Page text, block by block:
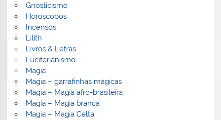
Gnosticismo
Horoscopos
Incensos
Lilith
Livros & Letras
Luciferianismo
Magia
Magia – garrafinhas mágicas
Magia – Magia afro-brasileira
Magia – Magia branca
Magia – Magia Celta